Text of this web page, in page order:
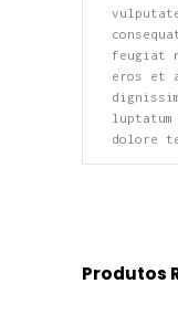
feugiat
eros et
dolore
Produtos